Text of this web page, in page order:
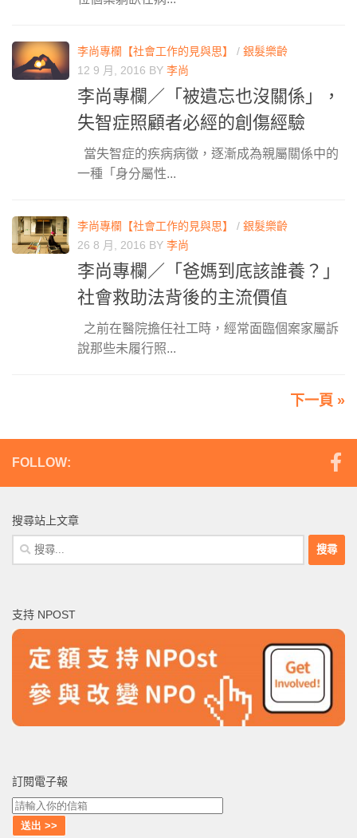
李尚專欄【社會工作的見與思】 / 銀髮樂齡
12 9 月, 2016 BY 李尚
李尚專欄／「被遺忘也沒關係」，
失智症照顧者必經的創傷經驗
當失智症的疾病病徵，逐漸成為親屬關係中的
一種「身分屬性...
李尚專欄【社會工作的見與思】 / 銀髮樂齡
26 8 月, 2016 BY 李尚
李尚專欄／「爸媽到底該誰養？」
社會救助法背後的主流價值
之前在醫院擔任社工時，經常面臨個案家屬訴
說那些未履行照...
下一頁 »
FOLLOW:
搜尋站上文章
搜
尋
字:
支持 NPOST
訂閱電子報